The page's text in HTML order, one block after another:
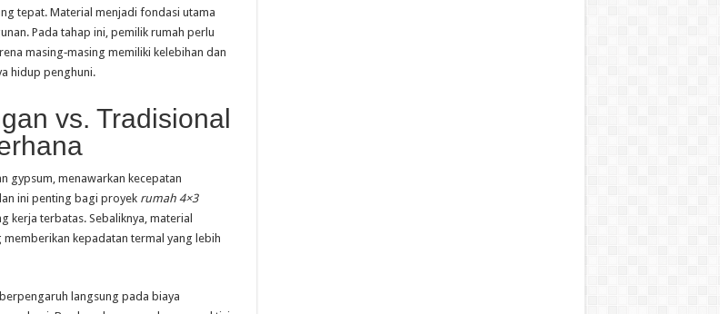
tepat. Material menjadi fondasi utama
Pada tahap ini, pemilik rumah perlu
masing‑masing memiliki kelebihan dan
hidup penghuni.
vs. Tradisional
gypsum, menawarkan kecepatan
ini penting bagi proyek rumah 4×3
kerja terbatas. Sebaliknya, material
kepadatan termal yang lebih
langsung pada biaya